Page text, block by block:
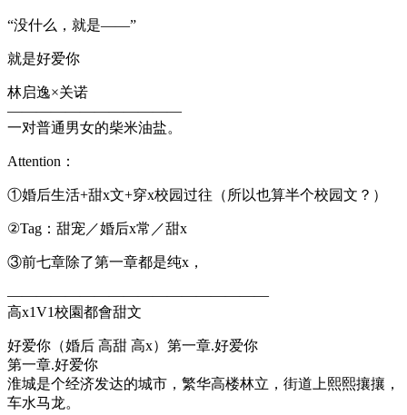
“没什么，就是——”
就是好爱你
林启逸×关诺
————————————
一对普通男女的柴米油盐。
Attention：
①婚后生活+甜x文+穿x校园过往（所以也算半个校园文？）
②Tag：甜宠／婚后x常／甜x
③前七章除了第一章都是纯x，
——————————————————
高x1V1校園都會甜文
好爱你（婚后 高甜 高x）第一章.好爱你
第一章.好爱你
淮城是个经济发达的城市，繁华高楼林立，街道上熙熙攘攘，
车水马龙。